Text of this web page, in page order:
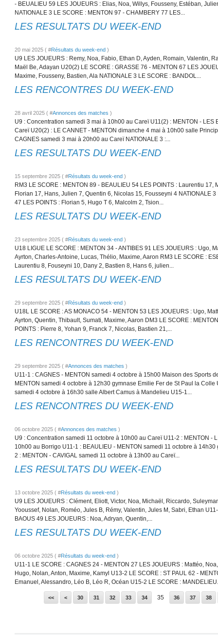
- BEUALIEU 59 LES JOUEURS : Elias, Noa, Willys, Fousseny, Estéban,
NATIONALE 3 LE SCORE : MENTON 97 - CHAMBERY 77 LES...
LES RESULTATS DU WEEK-END
20 mai 2025 ( #Résultats du week-end )
U9 LES JOUEURS : Remy, Noa, Fabio, Ethan D, Ayden, Romain, Valentin,
Maël Be, Adayan U20(2) LE SCORE : GRASSE 76 - MENTON 67 LES
Maxime, Fousseny, Bastien, Ala NATIONALE 3 LE SCORE : BANDOL...
LES RENCONTRES DU WEEK-END
28 avril 2025 ( #Annonces des matches )
U9 : Concentration samedi 3 mai à 10h00 au Careï U11(2) : MENTON - LES
Careï U20(2) : LE CANNET - MENTON dimanche 4 mai à 10h00 salle
CAGNES samedi 3 mai à 20h00 au Careï NATIONALE 3 :...
LES RESULTATS DU WEEK-END
15 septembre 2025 ( #Résultats du week-end )
RM3 LE SCORE : MENTON 89 - BEAULIEU 54 LES POINTS : Laurentiu 17,
Florian 17, Hans, Julien 7, Quentin 6, Nicolas 15, Fousseyni 4 NATIONALE
47 LES POINTS : Florian 5, Hugo T 6, Malcolm 2, Tsion...
LES RESULTATS DU WEEK-END
23 septembre 2025 ( #Résultats du week-end )
U18 LIGUE LE SCORE : MENTON 34 - ANTIBES 91 LES JOUEURS : Ugo,
Ayrton, Charles-Antoine, Lucas, Thélio, Maxime, Aaron RM3 LE SCORE :
Laurentiu 8, Fouseyni 10, Dany 2, Bastien 8, Hans 6, julien...
LES RESULTATS DU WEEK-END
29 septembre 2025 ( #Résultats du week-end )
U18L LE SCORE : AS MONACO 54 - MENTON 53 LES JOUEURS : Ugo,
Ayrton, Quentin, Thibault, Sumati, Maxime, Aaron DM3 LE SCORE :
POINTS : Pierre 8, Yohan 9, Franck 7, Nicolas, Bastien 21,...
LES RENCONTRES DU WEEK-END
29 septembre 2025 ( #Annonces des matches )
U11-1 : CAGNES - MENTON samedi 4 octobre à 15h00 Maison des Sports
MENTON samedi 4 octobre à 12h30 gymnase Emilie Fer de St Paul la Colle
samedi 4 octobre à 16h30 salle Albert Camus à Mandelieu U15-1...
LES RENCONTRES DU WEEK-END
06 octobre 2025 ( #Annonces des matches )
U9 : Concentration samedi 11 octobre à 10h00 au Careï U11-2 : MENTON -
10h00 au Borrigo U11-1 : BEAULIEU - MENTON samedi 11 octobre à
2 : MENTON - CAVIGAL samedi 11 octobre à 13h00 au Careï...
LES RESULTATS DU WEEK-END
13 octobre 2025 ( #Résultats du week-end )
U9 LES JOUEURS : Clément, Eliott, Victor, Noa, Michaël, Riccardo,
Yooussef, Nolan, Roméo, Jules B, Rémy, Valentin, Jules M, Sabri, Ethan
BAOUS 49 LES JOUEURS : Noa, Adryan, Quentin,...
LES RESULTATS DU WEEK-END
06 octobre 2025 ( #Résultats du week-end )
U11-1 LE SCORE : CAGNES 24 - MENTON 27 LES JOUEURS : Mattéo,
Hugo, Nolan, Anton, Maxime, Kamyl U13-2 LE SCORE : ST PAUL 62 -
Emanuel, Alessandro, Léo B, Léo R, Océan U15-2 LE SCORE :
<< < 10
20
30 31 32 33 34 35 36 37 38